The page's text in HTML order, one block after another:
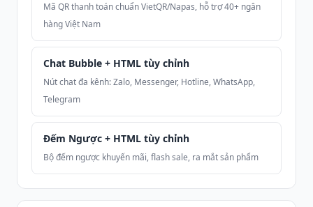
Mã QR thanh toán chuẩn VietQR/Napas, hỗ trợ 40+ ngân
hàng Việt Nam
Chat Bubble + HTML tùy chỉnh
Nút chat đa kênh: Zalo, Messenger, Hotline, WhatsApp,
Telegram
Đếm Ngược + HTML tùy chỉnh
Bộ đếm ngược khuyến mãi, flash sale, ra mắt sản phẩm